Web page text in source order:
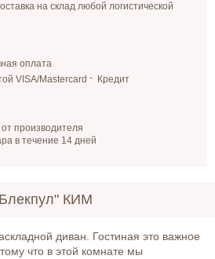
на склад любой логистической
оплата
VISA/Mastercard
Кредит
производителя
в течение 14 дней
КИМ
диван. Гостиная это важное
что в этой комнате мы